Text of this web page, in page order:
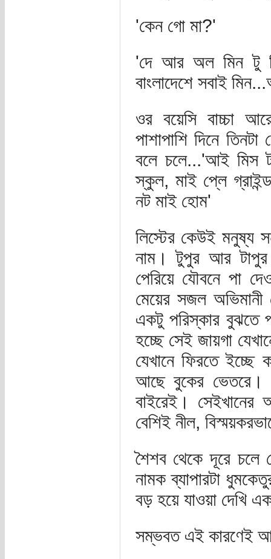
'কেন গো মা?'
'দে আর অল মিন টু
বাংলাদেশে সবাই
ওর বয়েসি বাচ্চা
পাশাপাশি দিনে
বলে চলে...'আই মিস
স্কুল, মাই প্লে
নট মাই হোম'
লিস্টের কেউই মনুষ্য
নাম। টুপুর আর টাপুর
পেরিয়ে যৌবনে পা
মেয়ের সজল
একটু পরিস্কার বুঝতে
হচ্ছে সেই জায়গা
যেখানে ফিরতে ইচ্ছে
আছে বুকের ভেতরে।
বাইরেই।
বেশিই নীল,
শৈশব থেকে দূরে চলে
নামক ব্যাপারটা
বড় হয়ে যাওয়া দেখি
সম্ভবত এই কারণেই